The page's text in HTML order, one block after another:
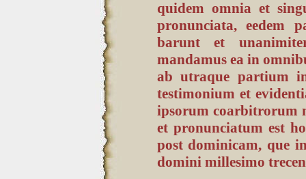
quidem omnia et
pronunciata, eedem
barunt et
mandamus ea in
ab utraque partium
testimonium et
ipsorum coarbitrorum
et pronunciatum est
post dominicam, que
domini millesimo